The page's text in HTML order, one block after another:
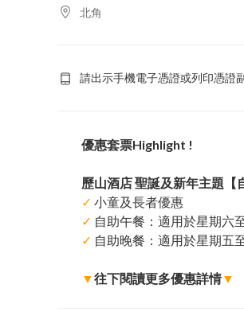
北角
請出示手機電子憑證或列印憑證
優惠套票Highlight !
歷山酒店 聖誕及新年主題【
✓ 小童及長者優惠
✓ 自助午餐：適用於星期六
✓ 自助晚餐：適用於星期五
▼往下閱讀更多優惠詳情▼